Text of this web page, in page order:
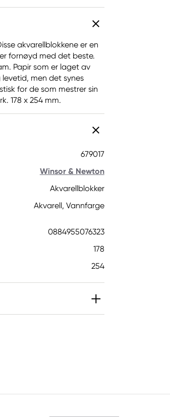
akvarellblokkene er en
fornøyd med det beste.
Papir som er laget av
men det synes
for de som mestrer sin
178 x 254 mm.
679017
Winsor & Newton
Akvarellblokker
Akvarell, Vannfarge
0884955076323
178
254